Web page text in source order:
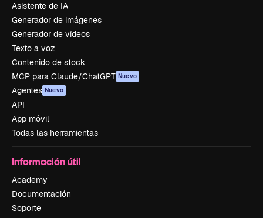
Asistente de IA
Generador de imágenes
Generador de vídeos
Texto a voz
Contenido de stock
MCP para Claude/ChatGPT Nuevo
Agentes Nuevo
API
App móvil
Todas las herramientas
Información útil
Academy
Documentación
Soporte